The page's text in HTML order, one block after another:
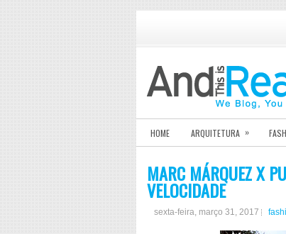
HOME ARQUITETURA »
MARC MÁRQUEZ X
VELOCIDADE
sexta-feira, março 31, 2017